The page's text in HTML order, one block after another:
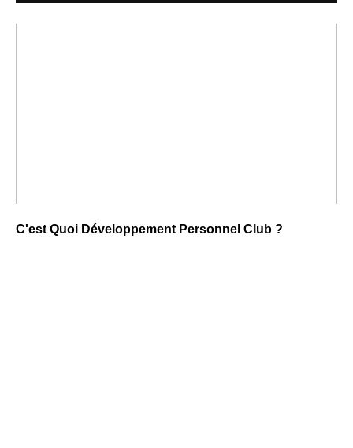
C'est Quoi Développement Personnel Club ?